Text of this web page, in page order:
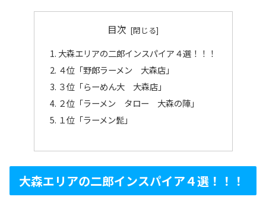
目次
大森エリアの二郎インスパイア４選！！！
４位「野郎ラーメン 大森店」
３位「らーめん大 大森店」
２位「ラーメン タロー 大森の陣」
１位「ラーメン髭」
大森エリアの二郎インスパイア４選！！！